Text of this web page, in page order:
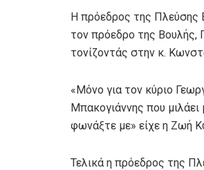
Η πρόεδρος της Πλεύσης
τον πρόεδρο της Βουλής,
τονίζοντάς στην κ.
«Μόνο για τον κύριο
Μπακογιάννης που μιλάει
φωνάξτε με» είχε η Ζωή
Τελικά η πρόεδρος της